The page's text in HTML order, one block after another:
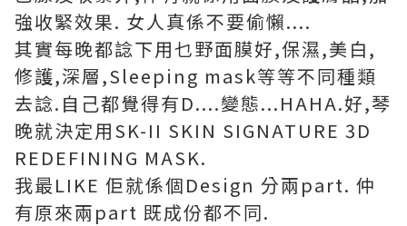
強收緊效果. 女人真係不要偷懶....
其實每晚都諗下用乜野面膜好,保濕,美白,
修護,深層,Sleeping mask等等不同種類
去諗.自己都覺得有D....變態...HAHA.好,琴
晚就決定用SK-II SKIN SIGNATURE 3D
REDEFINING MASK.
我最LIKE 佢就係個Design 分兩part. 仲
有原來兩part 既成份都不同.